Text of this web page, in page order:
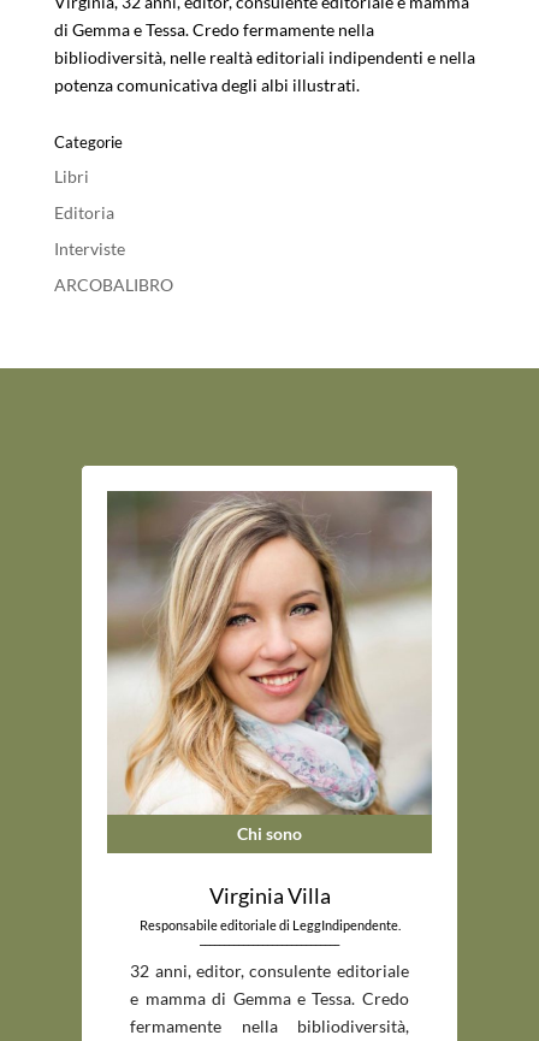
di Gemma e Tessa. Credo fermamente nella
bibliodiversità, nelle realtà editoriali indipendenti e nella
potenza comunicativa degli albi illustrati.
Categorie
Libri
Editoria
Interviste
ARCOBALIBRO
Chi sono
Virginia Villa
Responsabile editoriale di LeggIndipendente.
_____________________________
32 anni, editor, consulente editoriale
e mamma di Gemma e Tessa. Credo
fermamente nella bibliodiversità,